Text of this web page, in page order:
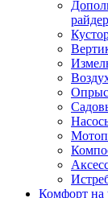
Комфорт на